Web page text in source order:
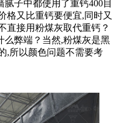
子中都使用了重钙400目
格又比重钙要便宜,同时又
直接用粉煤灰取代重钙？
么弊端？当然,粉煤灰是黑
,所以颜色问题不需要考